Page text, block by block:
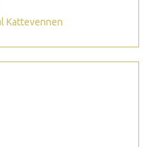
Kattevennen